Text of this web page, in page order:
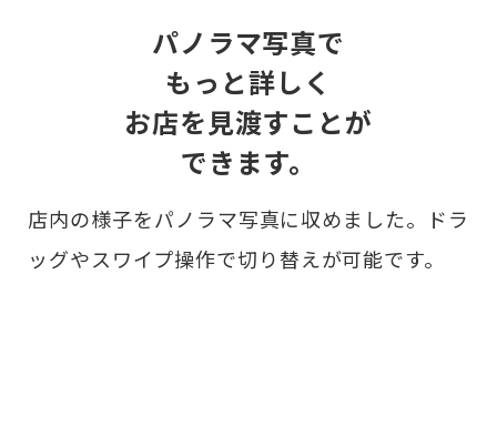
パノラマ写真で
もっと詳しく
お店を見渡すことが
できます。
店内の様子をパノラマ写真に収めました。ドラ
ッグやスワイプ操作で切り替えが可能です。